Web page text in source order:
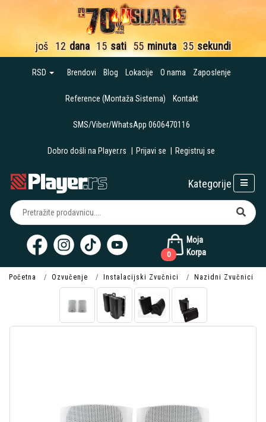
još 12 dana 15 sati 55 minuta 34 sekunde
RSD Brendovi Blog Lokacije O nama Zaposlenje
Reference (Montaža Sistema) Kontakt
SMS/Viber/WhatsApp 0606470116
Dobro došli na Player.rs Prijavi se Registruj se
Moja
Korpa
0
Kategorije
Početna Ozvučenje Instalacijski Zvučnici Nazidni Zvučnici